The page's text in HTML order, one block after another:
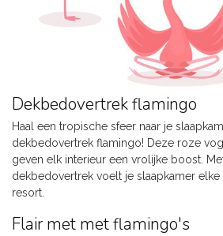
Dekbedovertrek flamingo
Haal een tropische sfeer naar je
dekbedovertrek flamingo! Deze roze
geven elk interieur een vrolijke boost.
dekbedovertrek voelt je slaapkamer
resort.
Flair met met flamingo's